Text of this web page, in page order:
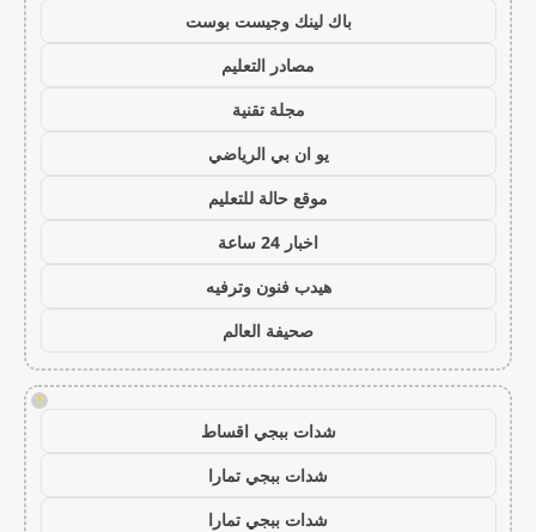
باك لينك وجيست بوست
مصادر التعليم
مجلة تقنية
يو ان بي الرياضي
موقع حالة للتعليم
اخبار 24 ساعة
هيدب فنون وترفيه
صحيفة العالم
!
شدات ببجي اقساط
شدات ببجي تمارا
شدات ببجي تمارا